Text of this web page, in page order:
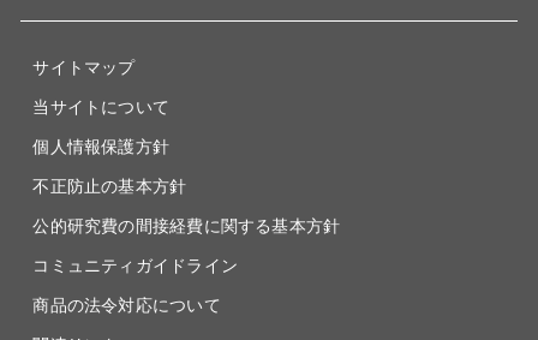
サイトマップ
当サイトについて
個人情報保護方針
不正防止の基本方針
公的研究費の間接経費に関する基本方針
コミュニティガイドライン
商品の法令対応について